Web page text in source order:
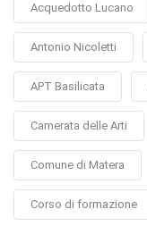
Acquedotto Lucano
Antonio Nicoletti
APT Basilicata
Camerata delle Arti
Comune di Matera
Corso di formazione